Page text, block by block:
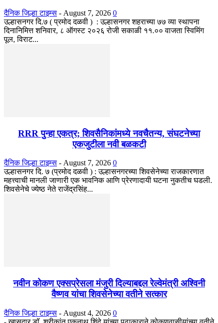
दैनिक जिल्हा टाइम्स - August 7, 2026 0
उल्हासनगर दि.७ ( प्रमोद दळवी ) : उल्हासनगर शहराच्या ७७ व्या स्थापना
दिनानिमित्त शनिवार, ८ ऑगस्ट २०२६ रोजी सकाळी ११.०० वाजता स्विमिंग
पूल, विराट...
RRR पुन्हा एकत्र; शिवसैनिकांमध्ये नवचैतन्य, संघटनेच्या
एकजुटीला नवी बळकटी
दैनिक जिल्हा टाइम्स - August 7, 2026 0
उल्हासनगर दि. ७ (प्रमोद दळवी ) : उल्हासनगरच्या शिवसेनेच्या राजकारणात
महत्त्वाची मानली जाणारी एक भावनिक आणि प्रेरणादायी घटना नुकतीच घडली.
शिवसेनेचे ज्येष्ठ नेते राजेंद्रसिंह...
नवीन कोकण एक्सप्रेसला मंजुरी दिल्याबद्दल रेल्वेमंत्री अश्विनी
वैष्णव यांचा शिवसेनेच्या वतीने सत्कार
दैनिक जिल्हा टाइम्स - August 4, 2026 0